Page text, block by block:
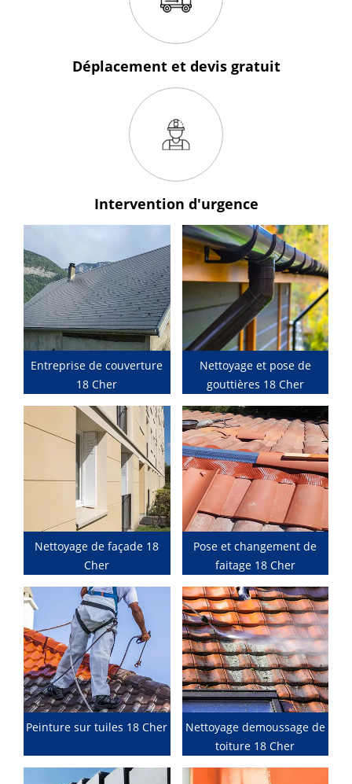
Déplacement et devis gratuit
Intervention d'urgence
Entreprise de couverture
18 Cher
Nettoyage et pose de
gouttières 18 Cher
Nettoyage de façade 18
Cher
Pose et changement de
faitage 18 Cher
Peinture sur tuiles 18 Cher
Nettoyage demoussage de
toiture 18 Cher